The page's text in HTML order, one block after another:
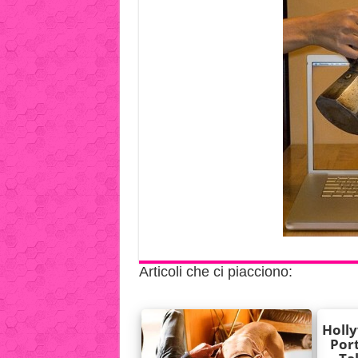
Articoli che ci piacciono: